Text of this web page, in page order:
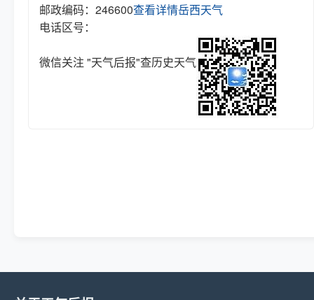
邮政编码：246600
电话区号：
查看详情岳西天气
微信关注 "天气后报"查历史天气